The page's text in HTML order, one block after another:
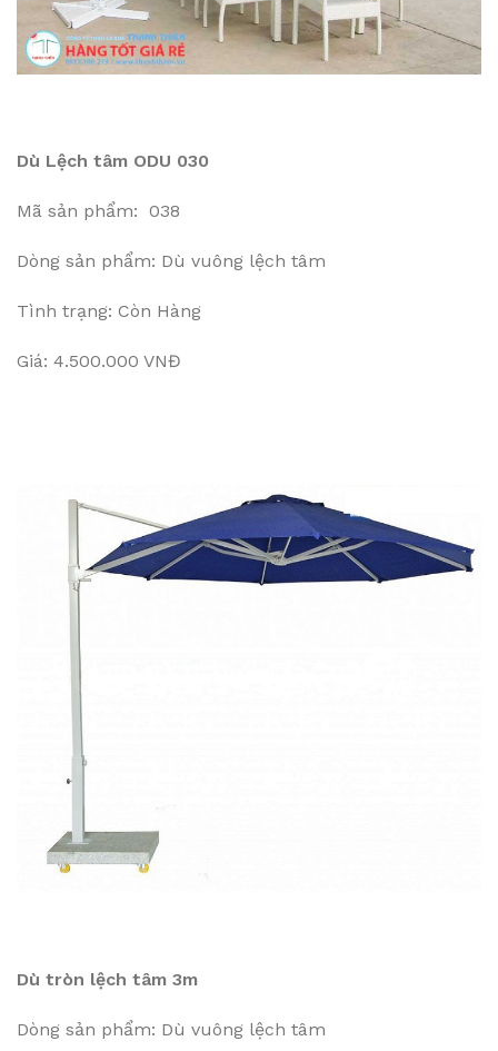
Dù Lệch tâm ODU 030
Mã sản phẩm: 038
Dòng sản phẩm: Dù vuông lệch tâm
Tình trạng: Còn Hàng
Giá: 4.500.000 VNĐ
Dù tròn lệch tâm 3m
Dòng sản phẩm: Dù vuông lệch tâm